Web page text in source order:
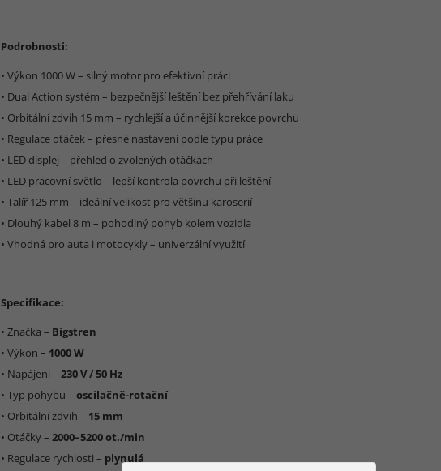
Podrobnosti:
• Výkon 1000 W – silný motor pro efektivní práci
• Dual Action systém – bezpečnější leštění bez přehřívání laku
• Orbitální zdvih 15 mm – rychlejší a účinnější korekce povrchu
• Regulace otáček – přesné nastavení podle typu práce
• LED displej – přehled o zvolených otáčkách
• LED pracovní světlo – lepší kontrola povrchu při leštění
• Talíř 125 mm – ideální velikost pro většinu karoserií
• Dlouhý kabel 8 m – pohodlný pohyb kolem vozidla
• Vhodná pro auta i motocykly – univerzální využití
Specifikace:
• Značka – Bigstren
• Výkon – 1000 W
• Napájení – 230 V / 50 Hz
• Typ pohybu – oscilačně-rotační
• Orbitální zdvih – 15 mm
• Otáčky – 2000–5200 ot./min
• Regulace rychlosti – plynulá